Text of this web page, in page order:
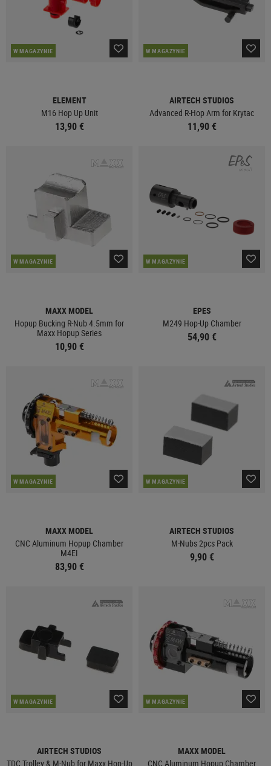
W MAGAZYNIE
ELEMENT
M16 Hop Up Unit
13,90 €
W MAGAZYNIE
AIRTECH STUDIOS
Advanced R-Hop Arm for Krytac
11,90 €
W MAGAZYNIE
MAXX MODEL
Hopup Bucking R-Nub 4.5mm for
Maxx Hopup Series
10,90 €
W MAGAZYNIE
EPES
M249 Hop-Up Chamber
54,90 €
W MAGAZYNIE
MAXX MODEL
CNC Aluminum Hopup Chamber
M4EI
83,90 €
W MAGAZYNIE
AIRTECH STUDIOS
M-Nubs 2pcs Pack
9,90 €
W MAGAZYNIE
AIRTECH STUDIOS
TDC Trolley & M-Nub for Maxx Hop-Up
W MAGAZYNIE
MAXX MODEL
CNC Aluminum Hopup Chamber